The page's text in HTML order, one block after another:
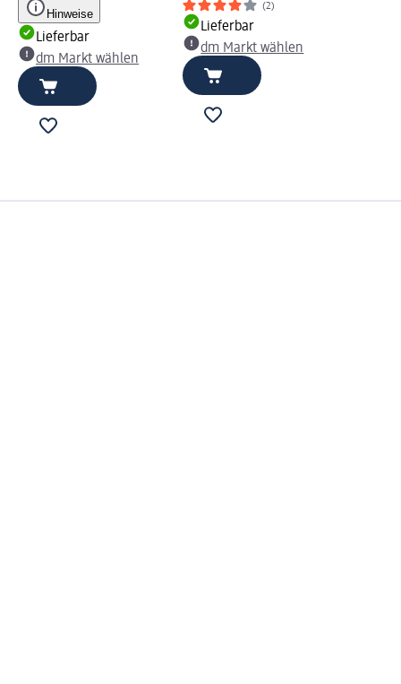
Hinweise
Lieferbar
dm Markt wählen
(2)
Lieferbar
dm Markt wählen